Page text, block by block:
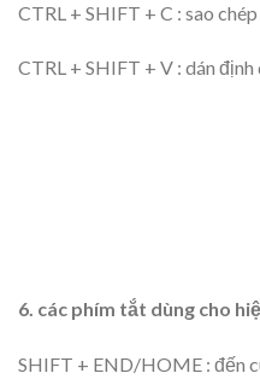
CTRL + SHIFT + C : sao
CTRL + SHIFT + V : dán
6. các phím tắt dùng cho
SHIFT + END/HOME : đến